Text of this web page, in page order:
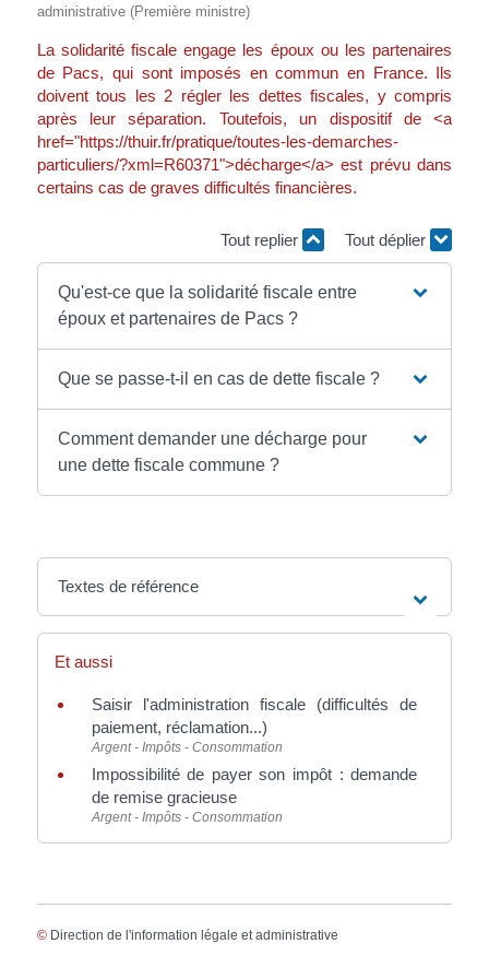
administrative (Première ministre)
La solidarité fiscale engage les époux ou les partenaires
de Pacs, qui sont imposés en commun en France. Ils
doivent tous les 2 régler les dettes fiscales, y compris
après leur séparation. Toutefois, un dispositif de <a
href="https://thuir.fr/pratique/toutes-les-demarches-
particuliers/?xml=R60371">décharge</a> est prévu dans
certains cas de graves difficultés financières.
Tout replier Tout déplier
Qu'est-ce que la solidarité fiscale entre
époux et partenaires de Pacs ?
Que se passe-t-il en cas de dette fiscale ?
Comment demander une décharge pour
une dette fiscale commune ?
Textes de référence
Et aussi
Saisir l'administration fiscale (difficultés de
paiement, réclamation...)
Argent - Impôts - Consommation
Impossibilité de payer son impôt : demande
de remise gracieuse
Argent - Impôts - Consommation
© Direction de l'information légale et administrative